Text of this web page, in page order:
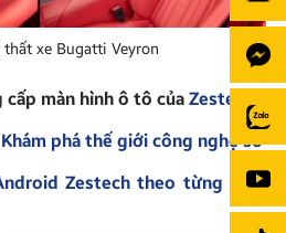
xe Bugatti Veyron
cấp màn hình ô tô của Zestech
phá thế giới công nghệ số
Zestech theo từng phân